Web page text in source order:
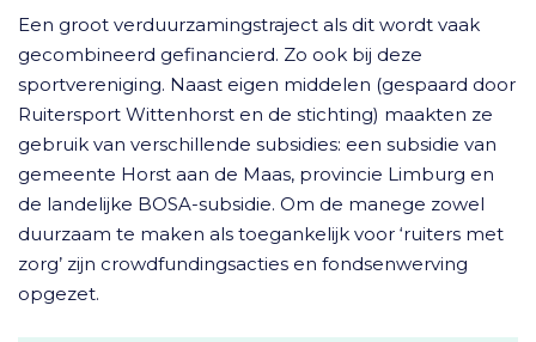
Een groot verduurzamingstraject als dit wordt vaak
gecombineerd gefinancierd. Zo ook bij deze
sportvereniging. Naast eigen middelen (gespaard door
Ruitersport Wittenhorst en de stichting) maakten ze
gebruik van verschillende subsidies: een subsidie van
gemeente Horst aan de Maas, provincie Limburg en
de landelijke BOSA-subsidie. Om de manege zowel
duurzaam te maken als toegankelijk voor ‘ruiters met
zorg’ zijn crowdfundingsacties en fondsenwerving
opgezet.